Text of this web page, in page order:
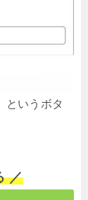
というボタ
／